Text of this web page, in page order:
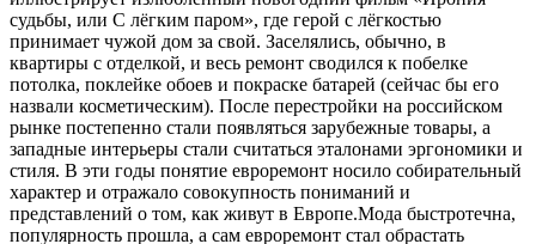
судьбы, или С лёгким паром», где герой с лёгкостью
принимает чужой дом за свой. Заселялись, обычно, в
квартиры с отделкой, и весь ремонт сводился к побелке
потолка, поклейке обоев и покраске батарей (сейчас бы его
назвали косметическим). После перестройки на российском
рынке постепенно стали появляться зарубежные товары, а
западные интерьеры стали считаться эталонами эргономики и
стиля. В эти годы понятие евроремонт носило собирательный
характер и отражало совокупность пониманий и
представлений о том, как живут в Европе.Мода быстротечна,
популярность прошла, а сам евроремонт стал обрастать